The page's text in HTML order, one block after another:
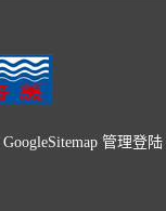
GoogleSitemap 管理登陆